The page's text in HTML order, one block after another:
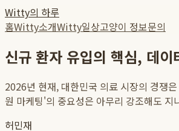
Witty의 하루
홈Witty소개Witty일상고양이 정보문의
신규 환자 유입의 핵심, 데
2026년 현재, 대한민국 의료 시장의 경쟁
원 마케팅'의 중요성은 아무리 강조해도
허민재